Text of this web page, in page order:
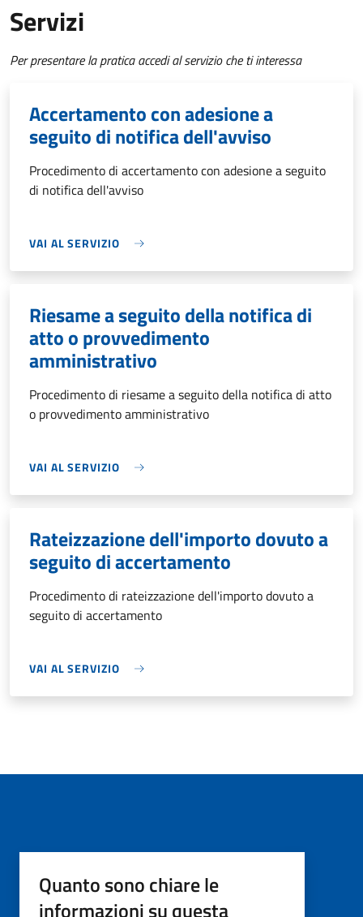
Servizi
Per presentare la pratica accedi al servizio che ti interessa
Accertamento con adesione a
seguito di notifica dell'avviso
Procedimento di accertamento con adesione a seguito
di notifica dell'avviso
VAI AL SERVIZIO
Riesame a seguito della notifica di
atto o provvedimento
amministrativo
Procedimento di riesame a seguito della notifica di atto
o provvedimento amministrativo
VAI AL SERVIZIO
Rateizzazione dell'importo dovuto a
seguito di accertamento
Procedimento di rateizzazione dell'importo dovuto a
seguito di accertamento
VAI AL SERVIZIO
Quanto sono chiare le
informazioni su questa